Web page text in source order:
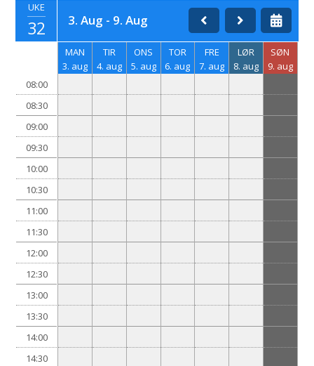
UKE
32 3. Aug - 9. Aug
08:00
08:30
09:00
09:30
10:00
10:30
11:00
11:30
12:00
12:30
13:00
13:30
14:00
14:30
MAN
3. aug
TIR
4. aug
ONS
5. aug
TOR
6. aug
FRE
7. aug
LØR
8. aug
SØN
9. aug